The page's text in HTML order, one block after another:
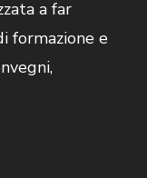
a far
formazione e